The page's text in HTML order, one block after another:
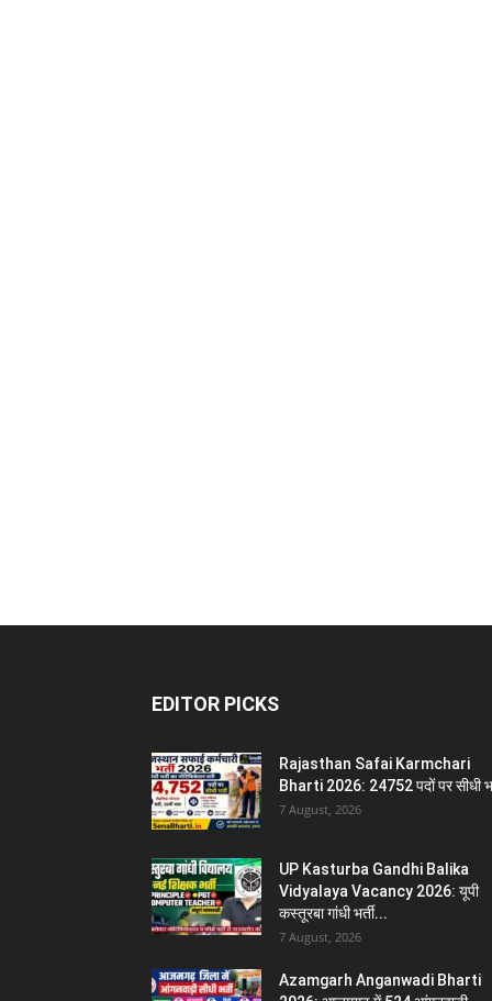
EDITOR PICKS
Rajasthan Safai Karmchari
Bharti 2026: 24752 पदों पर सीधी
7 August, 2026
UP Kasturba Gandhi Balika
Vidyalaya Vacancy 2026: यूपी
कस्तूरबा गांधी भर्ती...
7 August, 2026
Azamgarh Anganwadi Bharti